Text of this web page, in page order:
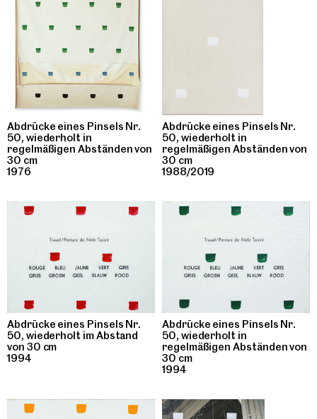
Abdrücke eines Pinsels Nr.
50, wiederholt in
regelmäßigen Abständen von
30 cm
1976
Abdrücke eines Pinsels Nr.
50, wiederholt in
regelmäßigen Abständen von
30 cm
1988/2019
Abdrücke eines Pinsels Nr.
50, wiederholt im Abstand
von 30 cm
1994
Abdrücke eines Pinsels Nr.
50, wiederholt in
regelmäßigen Abständen von
30 cm
1994